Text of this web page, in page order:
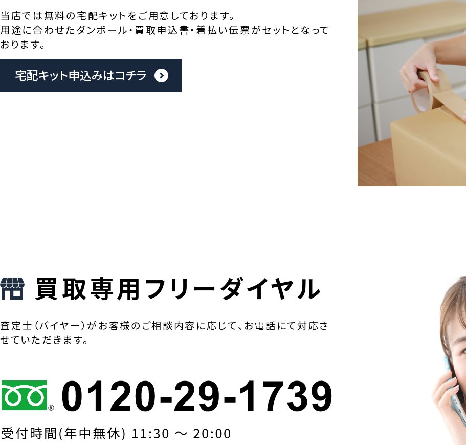
当店では無料の宅配キットをご用意しております。
用途に合わせたダンボール・買取申込書・着払い伝票がセットとなって
おります。
宅配キット申込みはコチラ
買取専用フリーダイヤル
査定士（バイヤー）がお客様のご相談内容に応じて、お電話にて対応さ
せていただきます。